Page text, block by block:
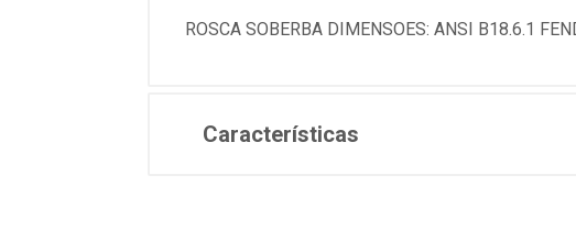
ROSCA SOBERBA DIMENSOES: ANSI B18.6.1
Características